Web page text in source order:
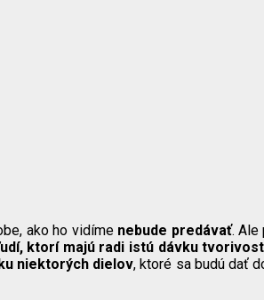
ako ho vidíme nebude predávať. Ale
ktorí majú radi istú dávku
niektorých dielov, ktoré sa budú dať